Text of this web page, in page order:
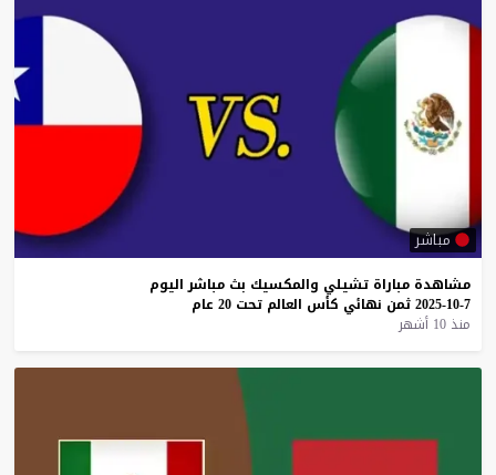
مباشر
مشاهدة مباراة تشيلي والمكسيك بث مباشر اليوم
7-10-2025
ثمن نهائي كأس العالم تحت 20 عام
منذ 10 أشهر